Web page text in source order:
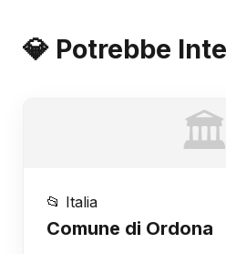
💎 Potrebbe
🏛️
📂 Italia
Comune di Ordona